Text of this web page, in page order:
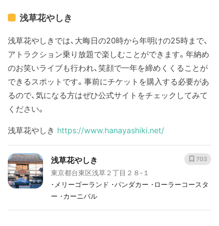
浅草花やしき
浅草花やしきでは、大晦日の20時から年明けの25時まで、
アトラクション乗り放題で楽しむことができます。年納め
のお笑いライブも行われ、笑顔で一年を締めくくることが
できるスポットです。事前にチケットを購入する必要があ
るので、気になる方はぜひ公式サイトをチェックしてみて
ください。
浅草花やしき https://www.hanayashiki.net/
浅草花やしき
東京都台東区浅草２丁目２８-１
･メリーゴーランド ･パンダカー ･ローラーコースタ
ー ･カーニバル
703